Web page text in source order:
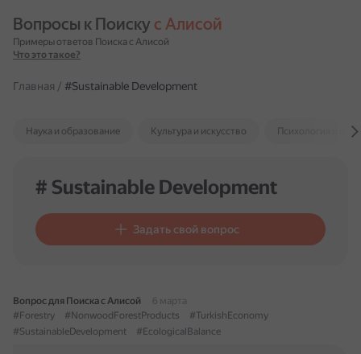
Вопросы к Поиску с Алисой
Примеры ответов Поиска с Алисой
Что это такое?
Главная / #Sustainable Development
Наука и образование Культура и искусство Психология и
# Sustainable Development
Задать свой вопрос
Вопрос для Поиска с Алисой
6 марта
#Forestry
#NonwoodForestProducts
#TurkishEconomy
#SustainableDevelopment
#EcologicalBalance